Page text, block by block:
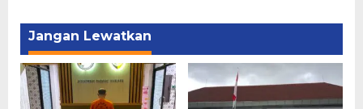
Jangan Lewatkan